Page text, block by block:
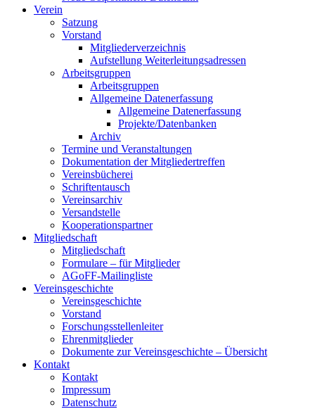
Verein
Satzung
Vorstand
Mitgliederverzeichnis
Aufstellung Weiterleitungsadressen
Arbeitsgruppen
Arbeitsgruppen
Allgemeine Datenerfassung
Allgemeine Datenerfassung
Projekte/Datenbanken
Archiv
Termine und Veranstaltungen
Dokumentation der Mitgliedertreffen
Vereinsbücherei
Schriftentausch
Vereinsarchiv
Versandstelle
Kooperationspartner
Mitgliedschaft
Mitgliedschaft
Formulare – für Mitglieder
AGoFF-Mailingliste
Vereinsgeschichte
Vereinsgeschichte
Vorstand
Forschungsstellenleiter
Ehrenmitglieder
Dokumente zur Vereinsgeschichte – Übersicht
Kontakt
Kontakt
Impressum
Datenschutz